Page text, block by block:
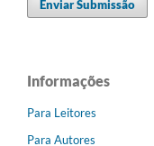
Enviar Submissão
Informações
Para Leitores
Para Autores